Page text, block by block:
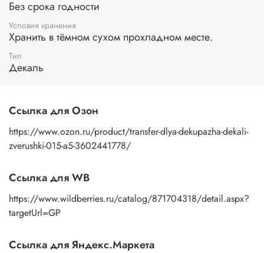
вниз. Смочите водой поверхность бумажной основы с
помощью губки или спонжа, подождите 10 секунд, дайте
основе пропитаться водой. Затем приложите
изображение к поверхности и, плотно прижимая
пальцами бумажную основу, сдвигаете ее на себя.
Рисунок остается на изделии. Сразу после нанесения
изображение любым покрывным лаком. Отлично
подойдет акриловый лак на водной основе, матовый,
глянцевый, полуглянцевый.
Без срока годности
Условия хранения
Хранить в тёмном сухом прохладном месте.
Тип
Декаль
Ссылка для Озон
https://www.ozon.ru/product/transfer-dlya-dekupazha-dekali-
zverushki-015-a5-3602441778/
Ссылка для WB
https://www.wildberries.ru/catalog/871704318/detail.aspx?
targetUrl=GP
Ссылка для Яндекс.Маркета